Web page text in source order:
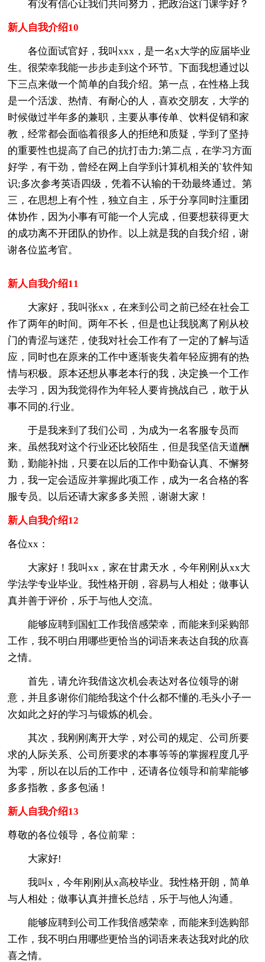
有没有信心让我们共同努力，把政治这门课学好？
新人自我介绍10
各位面试官好，我叫xxx，是一名x大学的应届毕业
生。很荣幸我能一步步走到这个环节。下面我想通过以
下三点来做一个简单的自我介绍。第一点，在性格上我
是一个活泼、热情、有耐心的人，喜欢交朋友，大学的
时候做过半年多的兼职，主要从事传单、饮料促销和家
教，经常都会面临着很多人的拒绝和质疑，学到了坚持
的重要性也提高了自己的抗打击力;第二点，在学习方面
好学，有干劲，曾经在网上自学到计算机相关的`软件知
识;多次参考英语四级，凭着不认输的干劲最终通过。第
三，在思想上有个性，独立自主，乐于分享同时注重团
体协作，因为小事有可能一个人完成，但要想获得更大
的成功离不开团队的协作。以上就是我的自我介绍，谢
谢各位监考官。
新人自我介绍11
大家好，我叫张xx，在来到公司之前已经在社会工
作了两年的时间。两年不长，但是也让我脱离了刚从校
门的青涩与迷茫，使我对社会工作有了一定的了解与适
应，同时也在原来的工作中逐渐丧失着年轻应拥有的热
情与积极。原本还想从事老本行的我，决定换一个工作
去学习，因为我觉得作为年轻人要肯挑战自己，敢于从
事不同的.行业。
于是我来到了我们公司，为成为一名客服专员而
来。虽然我对这个行业还比较陌生，但是我坚信天道酬
勤，勤能补拙，只要在以后的工作中勤奋认真、不懈努
力，我一定会适应并掌握此项工作，成为一名合格的客
服专员。以后还请大家多多关照，谢谢大家！
新人自我介绍12
各位xx：
大家好！我叫xx，家在甘肃天水，今年刚刚从xx大
学法学专业毕业。我性格开朗，容易与人相处；做事认
真并善于评价，乐于与他人交流。
能够应聘到国虹工作我倍感荣幸，而能来到采购部
工作，我不明白用哪些更恰当的词语来表达自我的欣喜
之情。
首先，请允许我借这次机会表达对各位领导的谢
意，并且多谢你们能给我这个什么都不懂的.毛头小子一
次如此之好的学习与锻炼的机会。
其次，我刚刚离开大学，对公司的规定、公司所要
求的人际关系、公司所要求的本事等等的掌握程度几乎
为零，所以在以后的工作中，还请各位领导和前辈能够
多多指教，多多包涵！
新人自我介绍13
尊敬的各位领导，各位前辈：
大家好!
我叫x，今年刚刚从x高校毕业。我性格开朗，简单
与人相处；做事认真并擅长总结，乐于与他人沟通。
能够应聘到公司工作我倍感荣幸，而能来到选购部
工作，我不明白用哪些更恰当的词语来表达我对此的欣
喜之情。